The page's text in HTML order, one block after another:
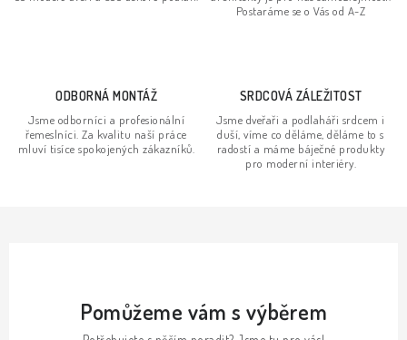
y
Postaráme se o Vás od A-Z
ODBORNÁ MONTÁŽ
Jsme odborníci a profesionální
řemeslníci. Za kvalitu naší práce
mluví tisíce spokojených zákazníků.
SRDCOVÁ ZÁLEŽITOST
Jsme dveřaři a podlaháři srdcem i
duší, víme co děláme, děláme to s
radostí a máme báječné produkty
pro moderní interiéry.
Pomůžeme vám s výběrem